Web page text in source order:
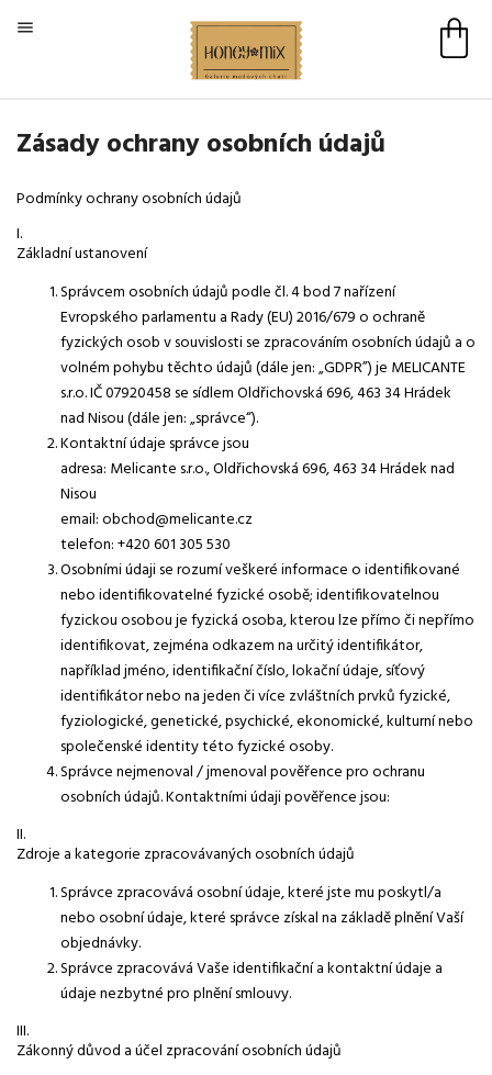

Zásady ochrany osobních údajů
Podmínky ochrany osobních údajů
I.
Základní ustanovení
Správcem osobních údajů podle čl. 4 bod 7 nařízení
Evropského parlamentu a Rady (EU) 2016/679 o ochraně
fyzických osob v souvislosti se zpracováním osobních údajů a o
volném pohybu těchto údajů (dále jen: „GDPR”) je MELICANTE
s.r.o. IČ 07920458 se sídlem Oldřichovská 696, 463 34 Hrádek
nad Nisou (dále jen: „správce“).
Kontaktní údaje správce jsou
adresa: Melicante s.r.o., Oldřichovská 696, 463 34 Hrádek nad
Nisou
email: obchod@melicante.cz
telefon: +420 601 305 530
Osobními údaji se rozumí veškeré informace o identifikované
nebo identifikovatelné fyzické osobě; identifikovatelnou
fyzickou osobou je fyzická osoba, kterou lze přímo či nepřímo
identifikovat, zejména odkazem na určitý identifikátor,
například jméno, identifikační číslo, lokační údaje, síťový
identifikátor nebo na jeden či více zvláštních prvků fyzické,
fyziologické, genetické, psychické, ekonomické, kulturní nebo
společenské identity této fyzické osoby.
Správce nejmenoval / jmenoval pověřence pro ochranu
osobních údajů. Kontaktními údaji pověřence jsou:
II.
Zdroje a kategorie zpracovávaných osobních údajů
Správce zpracovává osobní údaje, které jste mu poskytl/a
nebo osobní údaje, které správce získal na základě plnění Vaší
objednávky.
Správce zpracovává Vaše identifikační a kontaktní údaje a
údaje nezbytné pro plnění smlouvy.
III.
Zákonný důvod a účel zpracování osobních údajů